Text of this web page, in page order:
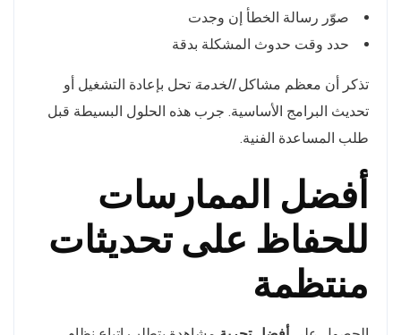
صوّر رسالة الخطأ إن وجدت
حدد وقت حدوث المشكلة بدقة
تذكر أن معظم مشاكلالخدمة تحل بإعادة التشغيل أو
تحديث البرامج الأساسية. جرب هذه الحلول البسيطة قبل
طلب المساعدة الفنية.
أفضل الممارسات
للحفاظ على تحديثات
منتظمة